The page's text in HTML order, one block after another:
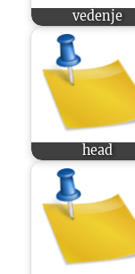
vedenje
head